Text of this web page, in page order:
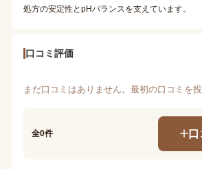
処方の安定性とpHバランスを支えています。
口コミ評価
まだ口コミはありません。最初の口コミを
全0件 口